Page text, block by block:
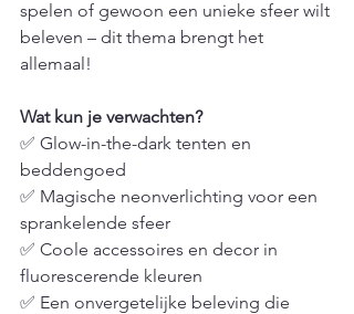
spelen of gewoon een unieke sfeer wilt
beleven – dit thema brengt het
allemaal!
Wat kun je verwachten?
✅ Glow-in-the-dark tenten en
beddengoed
✅ Magische neonverlichting voor een
sprankelende sfeer
✅ Coole accessoires en decor in
fluorescerende kleuren
✅ Een onvergetelijke beleving die